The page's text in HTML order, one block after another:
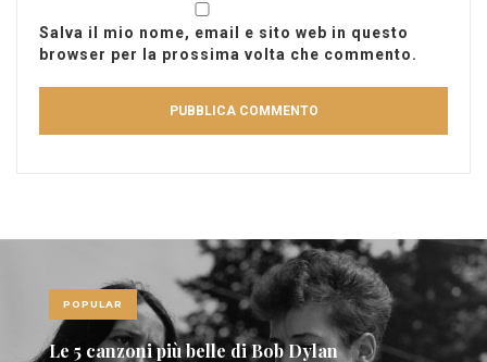
Salva il mio nome, email e sito web in questo
browser per la prossima volta che commento.
POPULAR
Le 5 canzoni più belle di Bob Dylan